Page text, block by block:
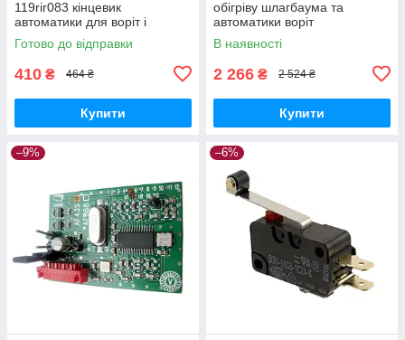
119rir083 кінцевик
автоматики для воріт і
шлагбаум
Готово до відправки
410 ₴ 464 ₴
Купити
обігріву шлагбаума та
автоматики воріт
В наявності
2 266 ₴ 2 524 ₴
Купити
–9% –6%